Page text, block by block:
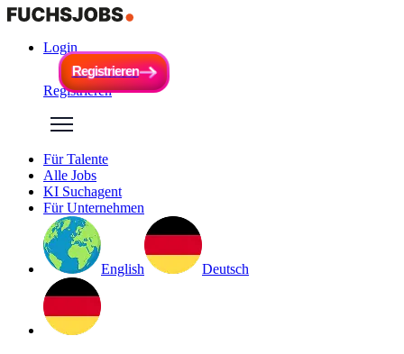
Login
Registrieren
Registrieren
Registrieren
Für Talente
Alle Jobs
KI Suchagent
Für Unternehmen
English Deutsch